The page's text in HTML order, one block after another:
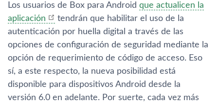
Los usuarios de Box para Android que actualicen la
aplicación
tendrán que habilitar el uso de la
autenticación por huella digital a través de las
opciones de configuración de seguridad mediante la
opción de requerimiento de código de acceso. Eso
sí­, a este respecto, la nueva posibilidad está
disponible para dispositivos Android desde la
versión 6.0 en adelante. Por suerte, cada vez más